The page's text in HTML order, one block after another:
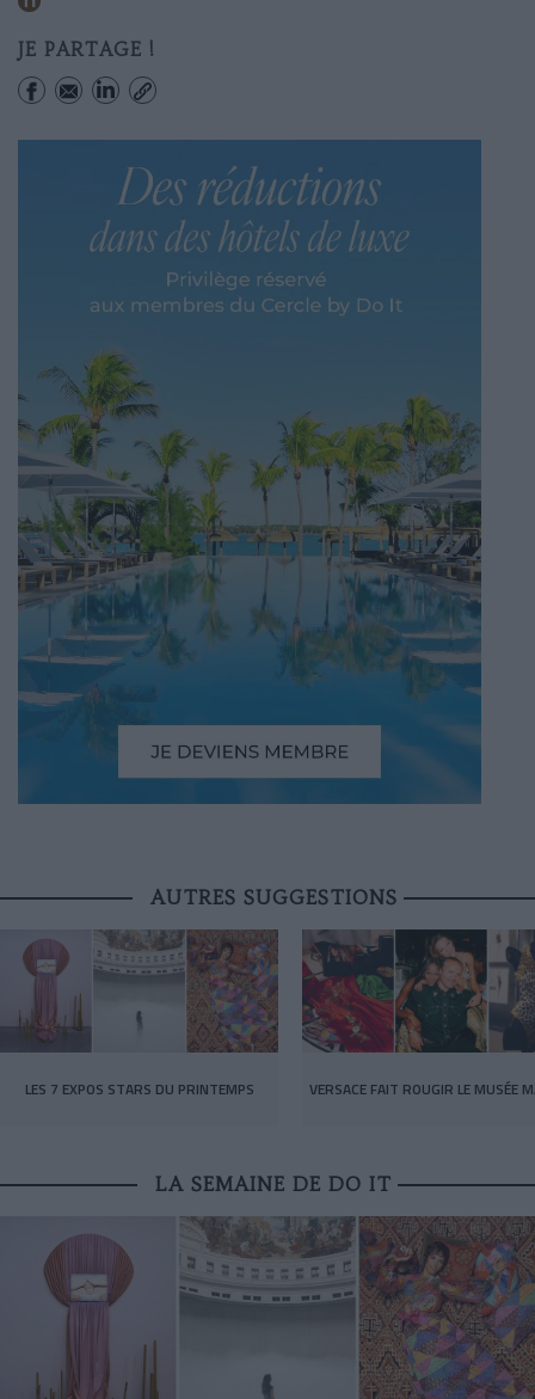
JE PARTAGE !
AUTRES SUGGESTIONS
LES 7 EXPOS STARS DU PRINTEMPS VERSACE FAIT ROUGIR LE MUSÉE
LA SEMAINE DE DO IT